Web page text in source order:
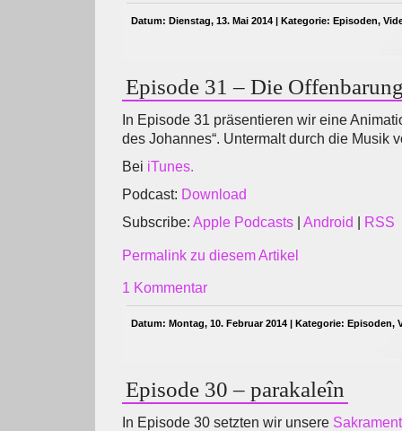
Datum: Dienstag, 13. Mai 2014 | Kategorie: Episoden,
Episode 31 – Die
In Episode 31 präsentieren wir eine
des Johannes“. Untermalt durch die Musik
Bei iTunes.
Podcast: Download
Subscribe: Apple Podcasts Android RSS
Permalink zu diesem Artikel
1 Kommentar
Datum: Montag, 10. Februar 2014 | Kategorie: Episoden,
Episode 30 – parakaleîn
In Episode 30 setzten wir unsere